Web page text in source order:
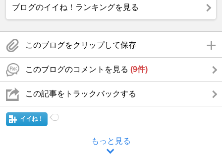
ブログのイイね！ランキングを見る
このブログをクリップして保存
このブログのコメントを見る (9件)
この記事をトラックバックする
イイね！
もっと見る